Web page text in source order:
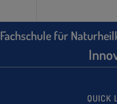
Fachschule für
QUICK